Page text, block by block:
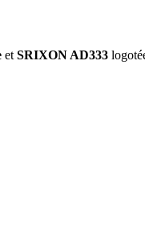
et SRIXON AD333